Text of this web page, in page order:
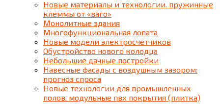
Новые материалы и технологии. пружинные
клеммы от «ваго»
Монолитные здания
Многофункциональная лопата
Новые модели электросчетчиков
Обустройство нового колодца
Небольшие дачные постройки
Навесные фасады с воздушным зазором:
прогноз спроса
Новые технологии для промышленных
полов. модульные пвх покрытия (плитка)